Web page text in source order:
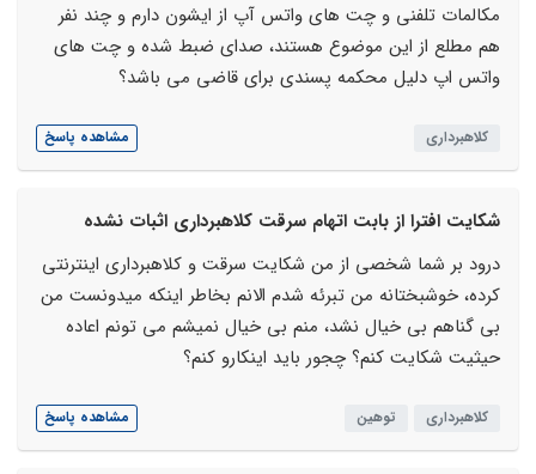
مکالمات تلفنی و چت های واتس آپ از ایشون دارم و چند نفر
هم مطلع از این موضوع هستند، صدای ضبط شده و چت های
واتس اپ دلیل محکمه پسندی برای قاضی می باشد؟
کلاهبرداری مشاهده پاسخ
شکایت افترا از بابت اتهام سرقت کلاهبرداری اثبات نشده
درود بر شما شخصی از من شکایت سرقت و کلاهبرداری اینترنتی
کرده، خوشبختانه من تبرئه شدم الانم بخاطر اینکه میدونست من
بی گناهم بی خیال نشد، منم بی خیال نمیشم می تونم اعاده
حیثیت شکایت کنم؟ چجور باید اینکارو کنم؟
کلاهبرداری توهین مشاهده پاسخ